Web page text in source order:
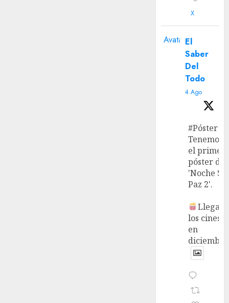
X
Avatar El
Saber
Del
Todo
4 Ago
#Póster
Tenemos
el primer
póster de
'Noche
Paz 2'.
Llega a
los cines
en